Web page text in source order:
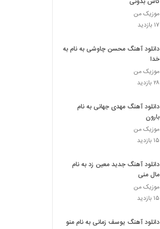
موزیک من
۱۷ بازدید
دانلود آهنگ محسن چاوشی به نام به
خدا
موزیک من
۲۸ بازدید
دانلود آهنگ مهدی جهانی به نام
بارون
موزیک من
۱۵ بازدید
دانلود آهنگ جدید معین زد به نام
مال منی
موزیک من
۱۵ بازدید
دانلود آهنگ یوسف زمانی به نام منو